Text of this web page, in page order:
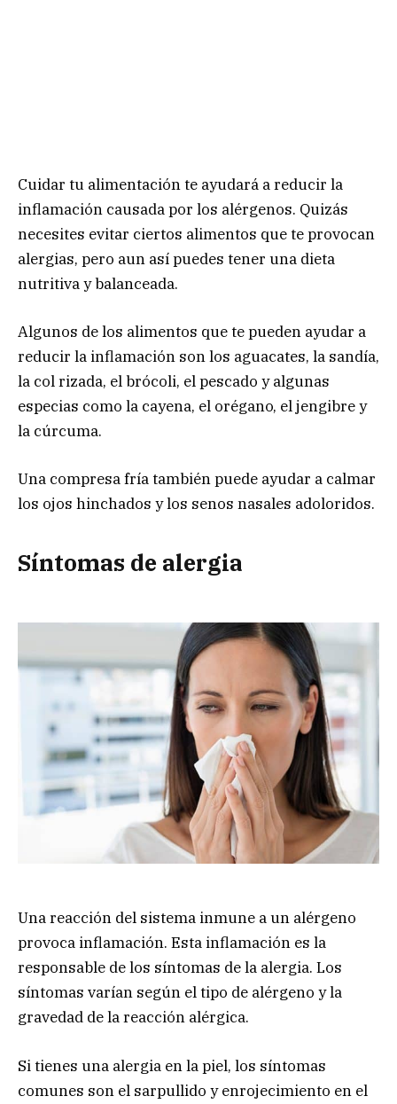
Cuidar tu alimentación te ayudará a reducir la
inflamación causada por los alérgenos. Quizás
necesites evitar ciertos alimentos que te provocan
alergias, pero aun así puedes tener una dieta
nutritiva y balanceada.
Algunos de los alimentos que te pueden ayudar a
reducir la inflamación son los aguacates, la sandía,
la col rizada, el brócoli, el pescado y algunas
especias como la cayena, el orégano, el jengibre y
la cúrcuma.
Una compresa fría también puede ayudar a calmar
los ojos hinchados y los senos nasales adoloridos.
Síntomas de alergia
Una reacción del sistema inmune a un alérgeno
provoca inflamación. Esta inflamación es la
responsable de los síntomas de la alergia. Los
síntomas varían según el tipo de alérgeno y la
gravedad de la reacción alérgica.
Si tienes una alergia en la piel, los síntomas
comunes son el sarpullido y enrojecimiento en el